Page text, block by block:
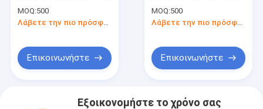
στρατοπέδευσης
χωρίς προθέρμανση
MOQ:500
Λάβετε την πιο πρόσφατη τιμή
Επικοινωνήστε
στρατοπέδευσης
αερίου διακόπτη
MOQ:500
Επικοινωνήστε
Εξοικονομήστε το χρόνο σας